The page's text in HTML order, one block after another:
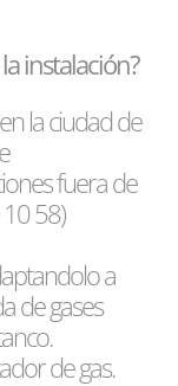
instalación?
la ciudad de
fuera de
58)
a
de gases
de gas.